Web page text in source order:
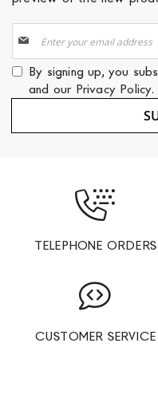
Up
for
Our
Newsletter:
By signing up, you
and our Privacy Policy.
TELEPHONE ORDERS
CUSTOMER SERVICE